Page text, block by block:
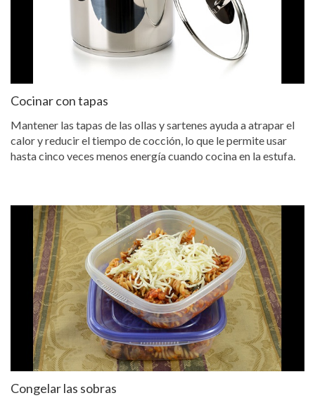
Cocinar con tapas
Mantener las tapas de las ollas y sartenes ayuda a atrapar el
calor y reducir el tiempo de cocción, lo que le permite usar
hasta cinco veces menos energía cuando cocina en la estufa.
Congelar las sobras